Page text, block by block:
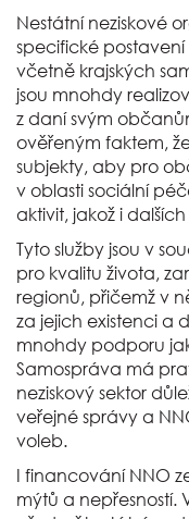
Nestátní neziskové
specifické
včetně krajských
jsou mnohdy
z daní svým
ověřeným faktem,
subjekty, aby pro
v oblasti sociální
aktivit, jakož i
Tyto služby jsou v
pro kvalitu života,
regionů, přičemž v
za jejich existenci a
mnohdy podporu
Samospráva má
neziskový sektor
veřejné správy a
voleb.
I financování NNO
mýtů a nepřesností.